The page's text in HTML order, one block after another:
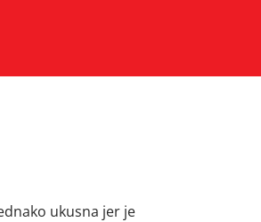
ukusna jer je